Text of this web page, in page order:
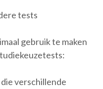
tests
gebruik te maken
verschillende